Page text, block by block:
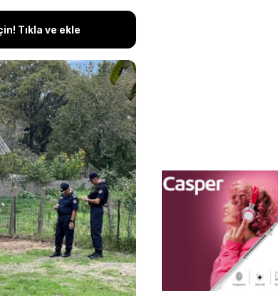
Tıkla ve ekle
pompalı tüfekle 2
savunmasında,
bunu atın’ diye
vazgeçerek,
Musa kaptığından